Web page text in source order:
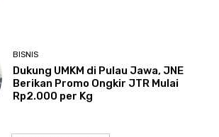
BISNIS
Dukung UMKM di Pulau Jawa, JNE
Berikan Promo Ongkir JTR Mulai
Rp2.000 per Kg